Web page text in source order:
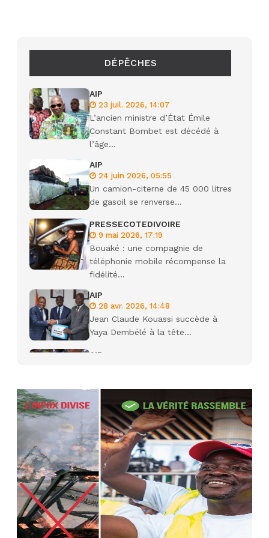
DÉPÊCHES
AIP
23 juil. 2026, 14:07
L’ancien ministre d’État Émile
Constant Bombet est décédé à
l’âge...
AIP
24 juin 2026, 05:55
Un camion-citerne de 45 000 litres
de gasoil se renverse...
PRESSECOTEDIVOIRE
9 mai 2026, 17:19
Bouaké : une compagnie de
téléphonie mobile récompense la
fidélité...
AIP
28 avr. 2026, 14:48
Jean Claude Kouassi succède à
Yaya Dembélé à la tête...
AIP
Camara tué lors d’attaques...
22 avr. 2026, 16:41
Des bureaux ravagés dans un
incendie survenu à la mairie...
AIP
10 avr. 2026, 09:48
Nommé Médiateur de la
République, Gaoussou Touré prend
officiellement fonction